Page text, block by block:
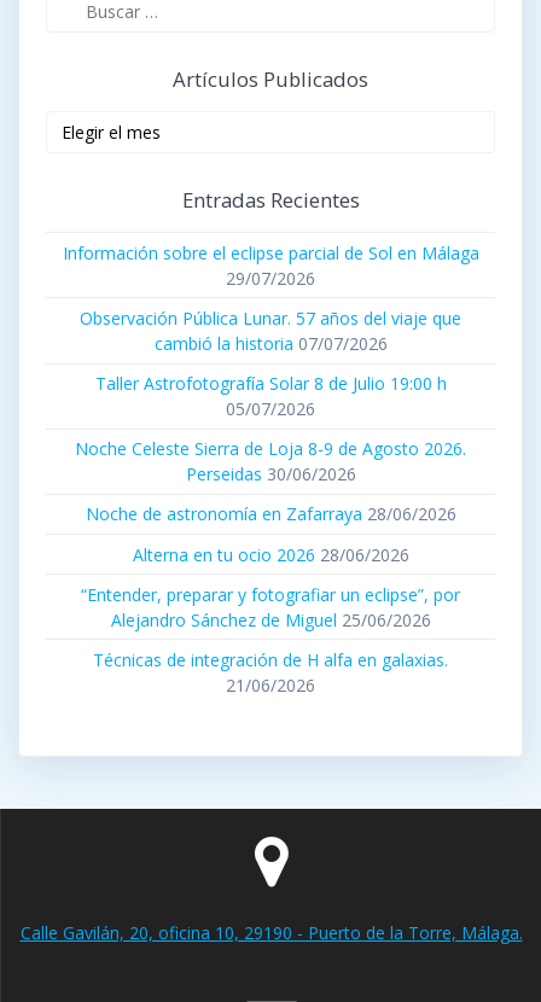
Artículos Publicados
Entradas Recientes
Información sobre el eclipse parcial de Sol en Málaga
29/07/2026
Observación Pública Lunar. 57 años del viaje que
cambió la historia 07/07/2026
Taller Astrofotografía Solar 8 de Julio 19:00 h
05/07/2026
Noche Celeste Sierra de Loja 8-9 de Agosto 2026.
Perseidas 30/06/2026
Noche de astronomía en Zafarraya 28/06/2026
Alterna en tu ocio 2026 28/06/2026
“Entender, preparar y fotografiar un eclipse”, por
Alejandro Sánchez de Miguel 25/06/2026
Técnicas de integración de H alfa en galaxias.
21/06/2026
Calle Gavilán, 20, oficina 10, 29190 - Puerto de la Torre, Málaga.